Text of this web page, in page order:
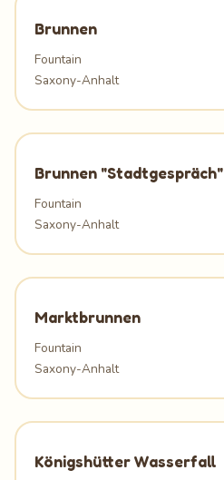
Brunnen
Fountain
Saxony-Anhalt
Brunnen "Stadtgespräch"
Fountain
Saxony-Anhalt
Marktbrunnen
Fountain
Saxony-Anhalt
Königshütter Wasserfall